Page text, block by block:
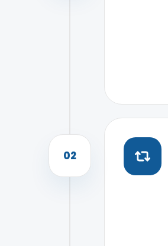
02